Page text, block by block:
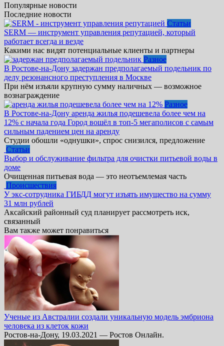
Популярные новости
Последние новости
Статьи
SERM — инструмент управления репутацией, который
работает всегда и везде
Какими нас видят потенциальные клиенты и партнеры
Разное
В Ростове-на-Дону задержан предполагаемый подельник по
делу резонансного преступления в Москве
При нём изъяли крупную сумму наличных — возможное
вознаграждение
Разное
В Ростове-на-Дону аренда жилья подешевела более чем на
12% с начала года Город вошёл в топ-5 мегаполисов с самым
сильным падением цен на аренду
Студии обошли «однушки», спрос снизился, предложение
Статьи
Выбор и обслуживание фильтра для очистки питьевой воды в
доме
Очищенная питьевая вода — это неотъемлемая часть
Происшествия
У экс-сотрудника ГИБДД могут изъять имущество на сумму
31 млн рублей
Аксайский районный суд планирует рассмотреть иск,
связанный
Вам также может понравиться
Ученые из Австралии создали уникальную модель эмбриона
человека из клеток кожи
Ростов-на-Дону, 19.03.2021 — Ростов Онлайн.